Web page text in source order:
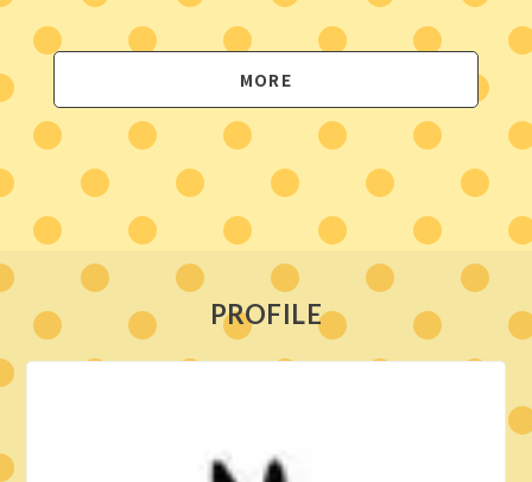
MORE
PROFILE